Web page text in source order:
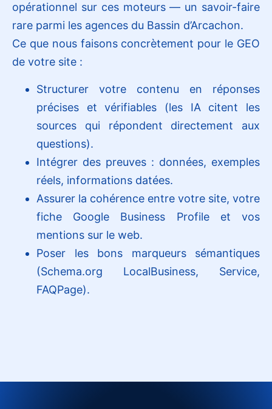
opérationnel sur ces moteurs — un savoir-faire
rare parmi les agences du Bassin d’Arcachon.
Ce que nous faisons concrètement pour le GEO
de votre site :
Structurer votre contenu en réponses
précises et vérifiables (les IA citent les
sources qui répondent directement aux
questions).
Intégrer des preuves : données, exemples
réels, informations datées.
Assurer la cohérence entre votre site, votre
fiche Google Business Profile et vos
mentions sur le web.
Poser les bons marqueurs sémantiques
(Schema.org LocalBusiness, Service,
FAQPage).